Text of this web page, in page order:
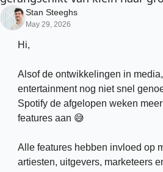
Stan Steeghs
May 29, 2026
Hi,
Alsof de ontwikkelingen in
entertainment nog niet snel
Spotify de afgelopen weken
features aan 😅
Alle features hebben invloed op
artiesten, uitgevers, marketeers